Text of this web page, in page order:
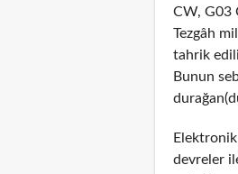
CW, G03
Tezgâh
tahrik
Bunun
devreler